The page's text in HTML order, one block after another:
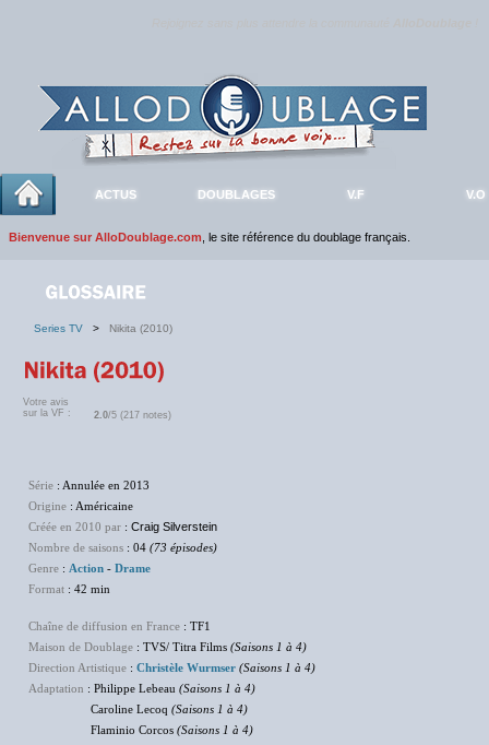
ACTUS DOUBLAGES V.F V.O
Bienvenue sur AlloDoublage.com , le site référence du doublage français.
Series TV > Nikita (2010)
Votre avis
sur la VF :
2.0/5 (217 notes)
Série : Annulée en 2013
Origine : Américaine
Créée en 2010 par : Craig Silverstein
Nombre de saisons : 04 (73 épisodes)
Genre : Action - Drame
Format : 42 min
Chaîne de diffusion en France : TF1
Maison de Doublage : TVS/ Titra Films (Saisons 1 à 4)
Direction Artistique : Christèle Wurmser (Saisons 1 à 4)
Adaptation : Philippe Lebeau (Saisons 1 à 4)
Caroline Lecoq (Saisons 1 à 4)
Flaminio Corcos (Saisons 1 à 4)